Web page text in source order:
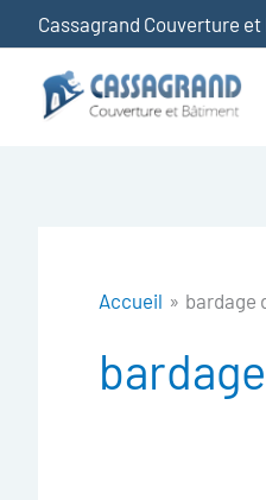
au
contenu
Cassagrand Couverture
Accueil bardage